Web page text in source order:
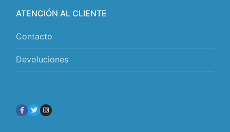
ATENCIÓN AL CLIENTE
Contacto
Devoluciones